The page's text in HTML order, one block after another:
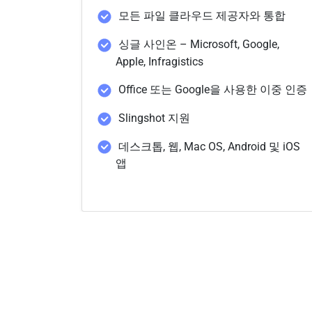
모든 파일 클라우드 제공자와 통합
싱글 사인온 – Microsoft, Google,
Apple, Infragistics
Office 또는 Google을 사용한 이중 인증
Slingshot 지원
데스크톱, 웹, Mac OS, Android 및 iOS
앱